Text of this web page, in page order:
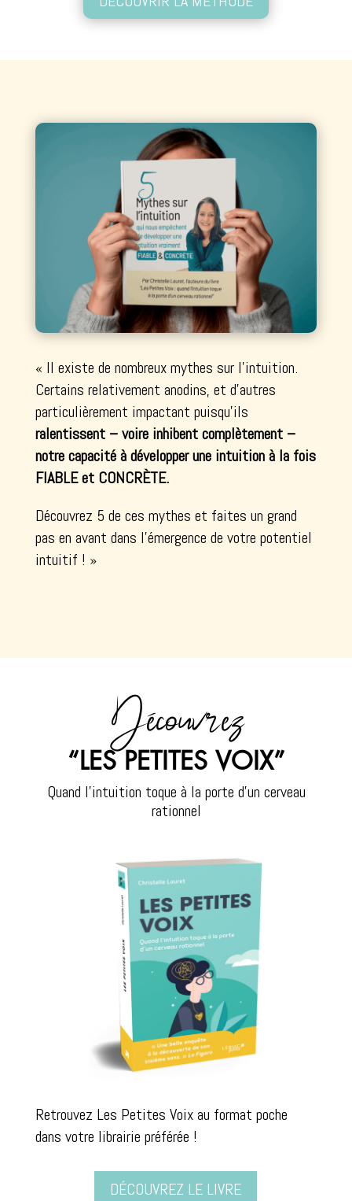
« Il existe de nombreux mythes sur l’intuition.
Certains relativement anodins, et d’autres
particulièrement impactant puisqu’ils
ralentissent – voire inhibentcomplètement –
notre capacité à développer une intuition à la fois
FIABLEet CONCRÈTE.
Découvrez 5 de ces mythes et faites un grand
pas en avant dans l’émergence de votre potentiel
intuitif ! »
Découvrez
“LES PETITES VOIX”
Quand l’intuition toque à la porte d’un cerveau
rationnel
Retrouvez Les Petites Voix au format poche
dans votre librairie préférée !
DÉCOUVREZ LE LIVRE